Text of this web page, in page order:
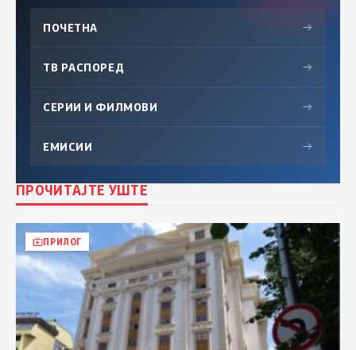
ПОЧЕТНА →
ТВ РАСПОРЕД →
СЕРИИ И ФИЛМОВИ →
ЕМИСИИ →
ПРОЧИТАЈТЕ УШТЕ
ПРИЛОГ